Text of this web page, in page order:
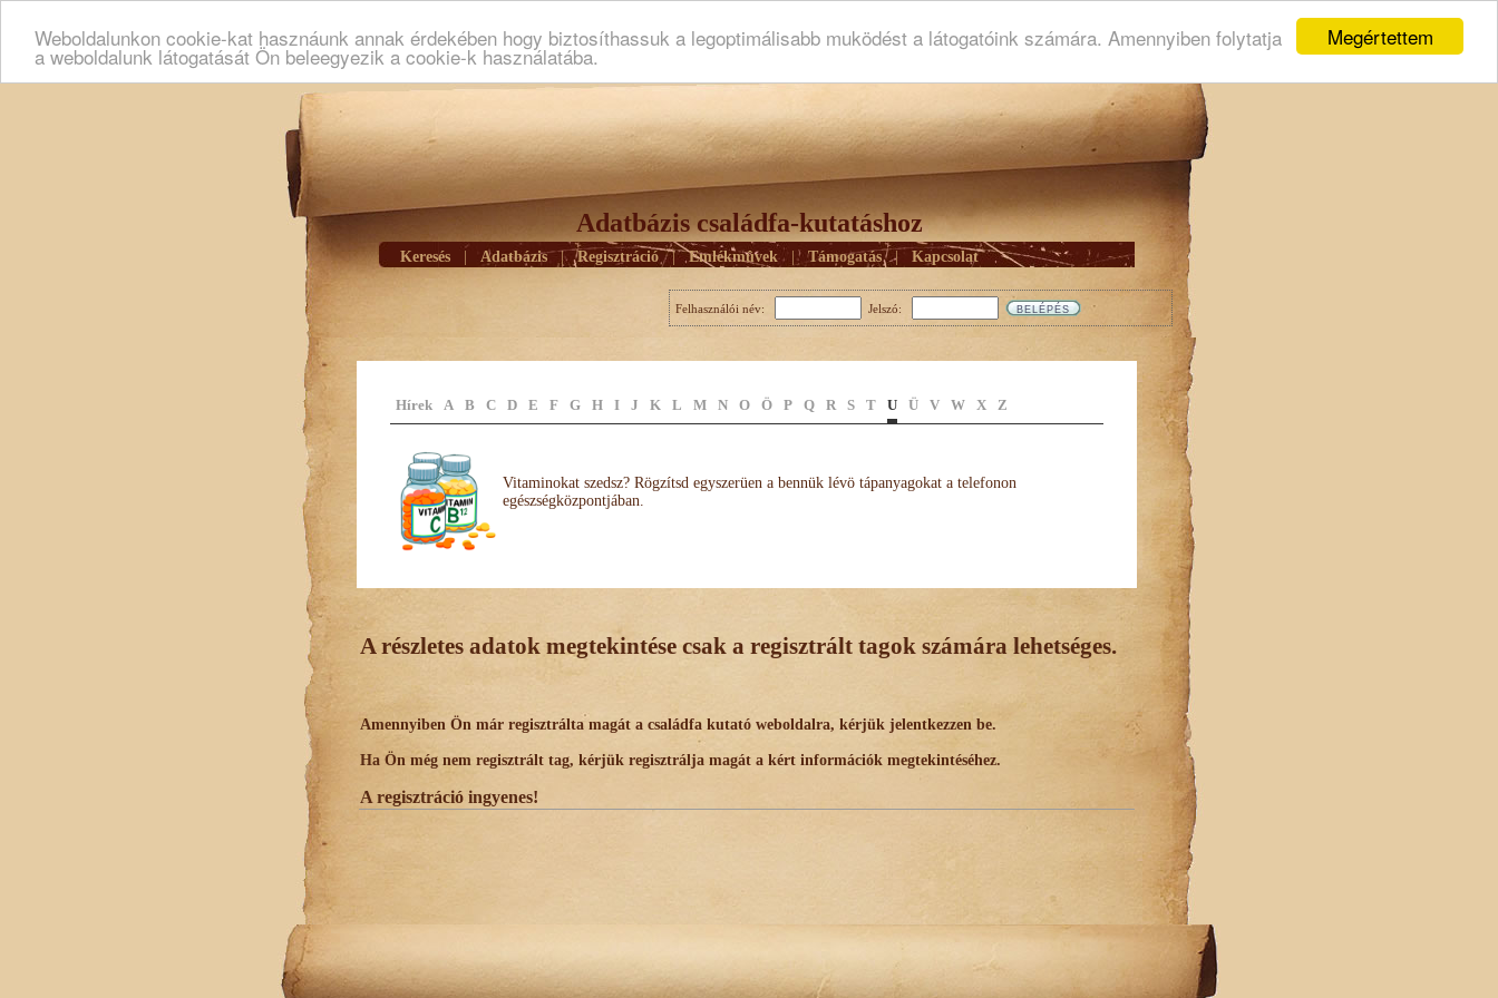
Megértettem
Weboldalunkon cookie-kat hasznáunk annak érdekében hogy biztosíthassuk a legoptimálisabb muködést a látogatóink számára. Amennyiben folytatja
a weboldalunk látogatását Ön beleegyezik a cookie-k használatába.
Adatbázis családfa-kutatáshoz
Keresés Adatbázis | Regisztráció | Emlékmûvek | Támogatás | Kapcsolat
Felhasználói név: Jelszó:
Hírek A B C D E F G H I J K L M N O Ö P Q R S T U Ü V W X Z
Vitaminokat szedsz? Rögzítsd egyszerüen a bennük lévö tápanyagokat a telefonon
egészségközpontjában.
A részletes adatok megtekintése csak a regisztrált tagok számára lehetséges.
Amennyiben Ön már regisztrálta magát a családfa kutató weboldalra, kérjük jelentkezzen be.
Ha Ön még nem regisztrált tag, kérjük regisztrálja magát a kért információk megtekintéséhez.
A regisztráció ingyenes!